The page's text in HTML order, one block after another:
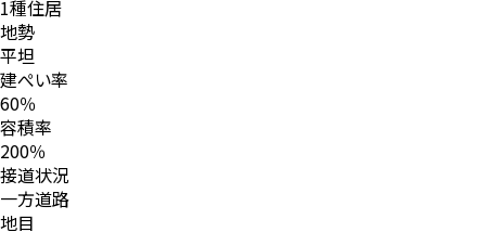
1種住居
地勢
平坦
建ぺい率
60％
容積率
200％
接道状況
一方道路
地目